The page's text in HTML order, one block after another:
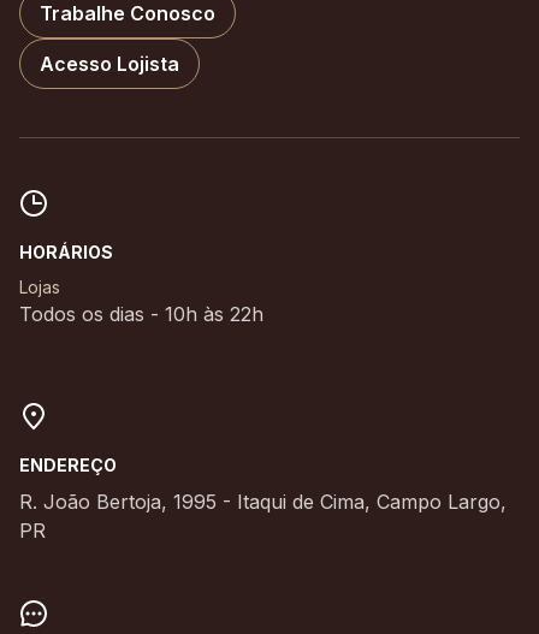
Trabalhe Conosco
Acesso Lojista
HORÁRIOS
Lojas
Todos os dias - 10h às 22h
ENDEREÇO
R. João Bertoja, 1995 - Itaqui de Cima, Campo Largo,
PR